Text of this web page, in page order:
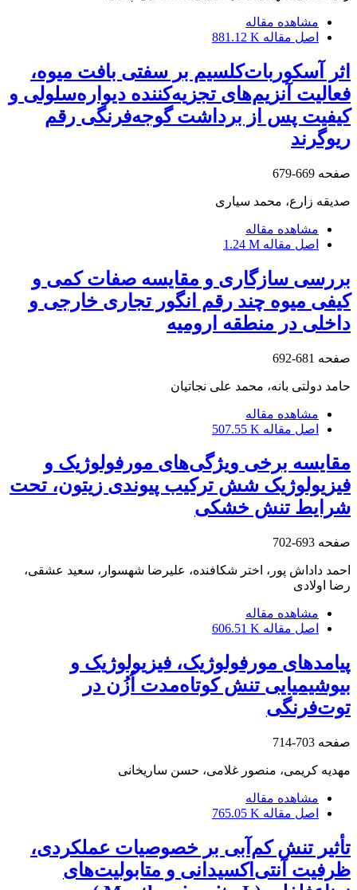
مشاهده مقاله
اصل مقاله 881.12 K
اثر آسکوربات‌کلسیم بر سفتی بافت میوه،
فعالیت آنزیم‌های تجزیه‌کننده دیواره‌سلولی و
کیفیت پس از برداشت گوجه‌فرنگی رقم
ریو‌گرند
صفحه 669-679
صدیقه زارع، محمد سیاری
مشاهده مقاله
اصل مقاله 1.24 M
بررسی سازگاری و مقایسه صفات کمی و
کیفی میوه چند رقم انگور تجاری خارجی و
داخلی در منطقه ارومیه
صفحه 681-692
حامد دولتی بانه، محمد علی نجاتیان
مشاهده مقاله
اصل مقاله 507.55 K
مقایسه برخی ویژگی‌های مورفولوژیک و
فیزیولوژیک شش ترکیب پیوندی زیتون، تحت
شرایط تنش خشکی
صفحه 693-702
احمد داداش پور، اختر شکافنده، علیرضا شهسوار، سعید عشقی،
رضا اولادی
مشاهده مقاله
اصل مقاله 606.51 K
پیامدهای مورفولوژیک، فیزیولوژیک و
بیوشیمیایی تنش کوتاه‌مدت اُزُن در
توت‌فرنگی
صفحه 703-714
مهدیه کریمی، منصور غلامی، حسن ساریخانی
مشاهده مقاله
اصل مقاله 765.05 K
تأثیر تنش کم‌آبی بر خصوصیات عملکردی،
ظرفیت آنتی‌اکسیدانی و متابولیت‌های